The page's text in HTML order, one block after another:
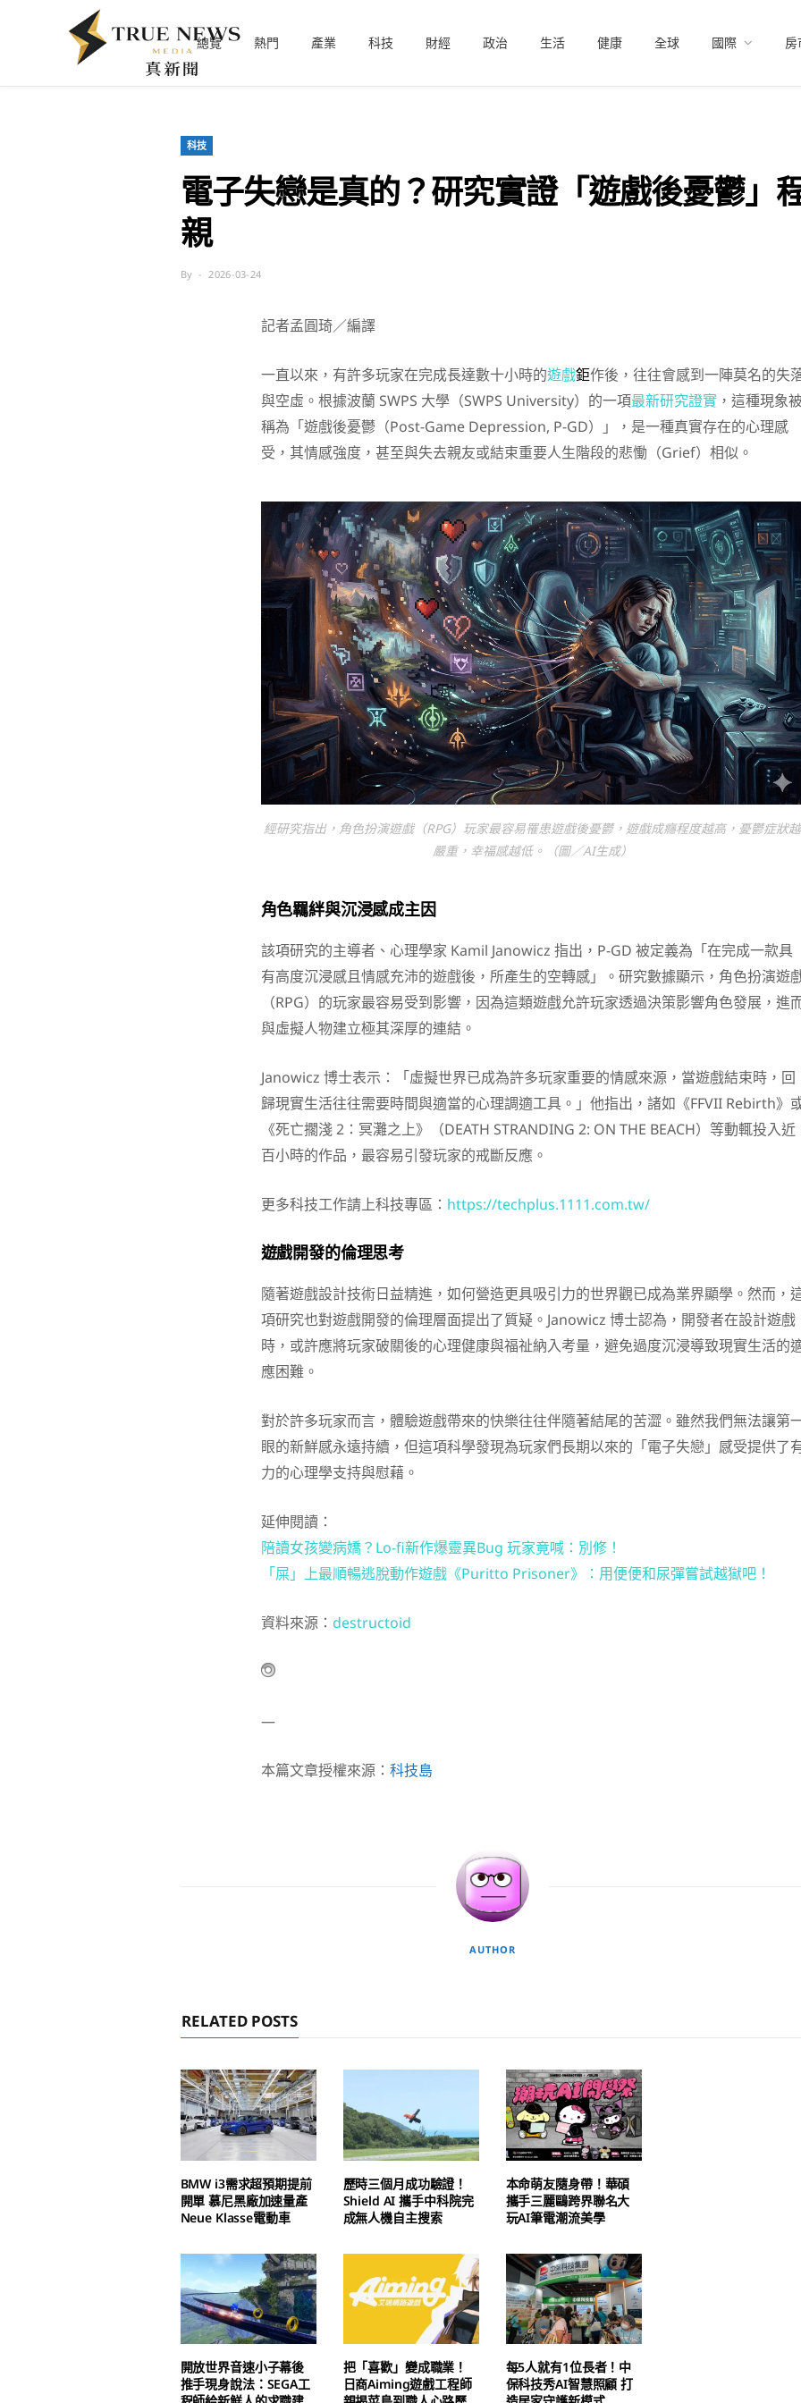
總覽 熱門 產業 科技 財經 政治 生活 健康 全球 國際 房
科技
電子失戀是真的？研究實證「遊戲後憂鬱」
親
By 2026-03-24
記者孟圓琦／編譯
一直以來，有許多玩家在完成長達數十小時的遊戲鉅作後，往往會感到一陣莫名的失
與空虛。根據波蘭 SWPS 大學（SWPS University）的一項最新研究證實，這種現象被
稱為「遊戲後憂鬱（Post-Game Depression, P-GD）」，是一種真實存在的心理感
受，其情感強度，甚至與失去親友或結束重要人生階段的悲慟（Grief）相似。
經研究指出，角色扮演遊戲（RPG）玩家最容易罹患遊戲後憂鬱，遊戲成癮程度越高，憂鬱症狀越
嚴重，幸福感越低。（圖／AI生成）
角色羈絆與沉浸感成主因
該項研究的主導者、心理學家 Kamil Janowicz 指出，P-GD 被定義為「在完成一款具
有高度沉浸感且情感充沛的遊戲後，所產生的空轉感」。研究數據顯示，角色扮演遊
（RPG）的玩家最容易受到影響，因為這類遊戲允許玩家透過決策影響角色發展，進
與虛擬人物建立極其深厚的連結。
Janowicz 博士表示：「虛擬世界已成為許多玩家重要的情感來源，當遊戲結束時，回
歸現實生活往往需要時間與適當的心理調適工具。」他指出，諸如《FFVII Rebirth》
《死亡擱淺 2：冥灘之上》（DEATH STRANDING 2: ON THE BEACH）等動輒投入近
百小時的作品，最容易引發玩家的戒斷反應。
更多科技工作請上科技專區： https://techplus.1111.com.tw/
遊戲開發的倫理思考
隨著遊戲設計技術日益精進，如何營造更具吸引力的世界觀已成為業界顯學。然而，
項研究也對遊戲開發的倫理層面提出了質疑。Janowicz 博士認為，開發者在設計遊戲
時，或許應將玩家破關後的心理健康與福祉納入考量，避免過度沉浸導致現實生活的
應困難。
對於許多玩家而言，體驗遊戲帶來的快樂往往伴隨著結尾的苦澀。雖然我們無法讓第
眼的新鮮感永遠持續，但這項科學發現為玩家們長期以來的「電子失戀」感受提供了
力的心理學支持與慰藉。
延伸閱讀：
陪讀女孩變病嬌？Lo-fi新作爆靈異Bug 玩家竟喊：別修！
「屎」上最順暢逃脫動作遊戲《Puritto Prisoner》：用便便和尿彈嘗試越獄吧！
資料來源： destructoid
—
本篇文章授權來源： 科技島
AUTHOR
RELATED POSTS
BMW i3需求超預期提前
開單 慕尼黑廠加速量產
Neue Klasse電動車
歷時三個月成功驗證！
Shield AI 攜手中科院完
成無人機自主搜索
本命萌友隨身帶！華碩
攜手三麗鷗跨界聯名大
玩AI筆電潮流美學
開放世界音速小子幕後
推手現身說法：SEGA工
把「喜歡」變成職業！
日商Aiming遊戲工程師
每5人就有1位長者！中
保科技秀AI智慧照顧 打